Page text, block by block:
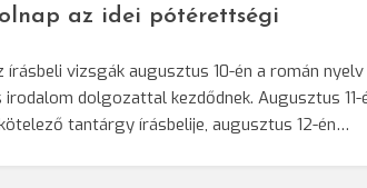
az idei pótérettségi
írásbeli vizsgák augusztus 10-én a román nyelv
irodalom dolgozattal kezdődnek. Augusztus 11-
tantárgy írásbelije, augusztus 12-én…